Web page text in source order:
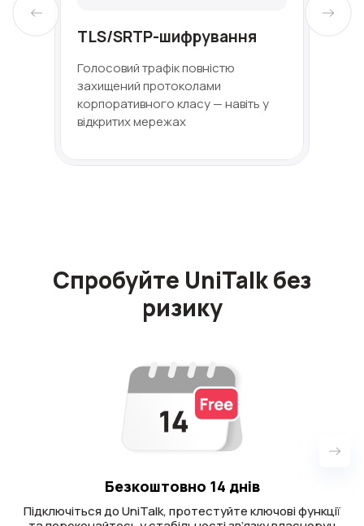
TLS/SRTP-шифрування
Голосовий трафік повністю
захищений протоколами
корпоративного класу — навіть у
відкритих мережах
Спробуйте UniTalk без
ризику
Безкоштовно 14 днів
Підключіться до UniTalk, протестуйте ключові функції